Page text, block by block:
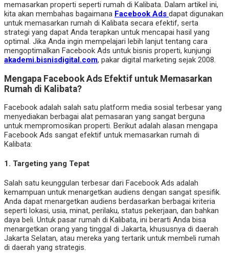
memasarkan properti seperti rumah di Kalibata. Dalam artikel ini,
kita akan membahas bagaimana Facebook Ads dapat digunakan
untuk memasarkan rumah di Kalibata secara efektif, serta
strategi yang dapat Anda terapkan untuk mencapai hasil yang
optimal. Jika Anda ingin mempelajari lebih lanjut tentang cara
mengoptimalkan Facebook Ads untuk bisnis properti, kunjungi
akademi.bisnisdigital.com, pakar digital marketing sejak 2008.
Mengapa Facebook Ads Efektif untuk Memasarkan
Rumah di Kalibata?
Facebook adalah salah satu platform media sosial terbesar yang
menyediakan berbagai alat pemasaran yang sangat berguna
untuk mempromosikan properti. Berikut adalah alasan mengapa
Facebook Ads sangat efektif untuk memasarkan rumah di
Kalibata:
1. Targeting yang Tepat
Salah satu keunggulan terbesar dari Facebook Ads adalah
kemampuan untuk menargetkan audiens dengan sangat spesifik.
Anda dapat menargetkan audiens berdasarkan berbagai kriteria
seperti lokasi, usia, minat, perilaku, status pekerjaan, dan bahkan
daya beli. Untuk pasar rumah di Kalibata, ini berarti Anda bisa
menargetkan orang yang tinggal di Jakarta, khususnya di daerah
Jakarta Selatan, atau mereka yang tertarik untuk membeli rumah
di daerah yang strategis.